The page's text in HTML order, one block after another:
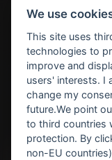
Kontakt /
Datenschutz
We use
This site uses
technologies to
improve and
users' interests. I
change my
future.We point
to third countries
protection. By
non-EU